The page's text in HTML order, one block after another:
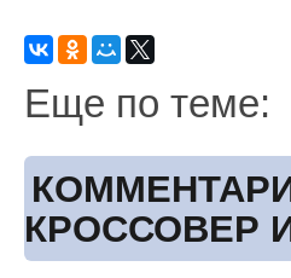
Еще по теме:
КРОССОВЕР